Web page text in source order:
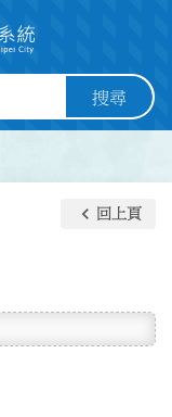
搜尋
keyboard_arrow_left 回上頁